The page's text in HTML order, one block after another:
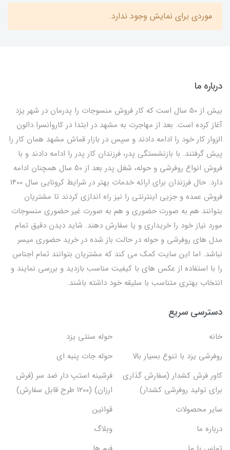
موردی برای نمایش وجود ندارد.
درباره ما
بیش از 50 سال است که کار فروش منسوجات را پدرمان در شهر یزد
آغاز کرده است. بعد از مهاجرت به مشهد در ابتدا در کاروانسرا دالون
الزوار کار خود را ادامه دادند و سپس در بازار قماش مشهد همان کار را
پیش گرفتند. با بازنشستگی پدر، فرزندان کار پدر را ادامه دادند و با
فروش انواع روفرشی و حوله، شغل پدر بعد از 50 سال همچنان ادامه
دارد. حال فرزندان برای ارائه خدمات بهتر در شرایط کرونایی سال 1400
فروش عمده و جزیی اینترنتی را نیز راه اندازی کردند تا مشتریان
بتوانند هم به صورت حضوری و هم به صورت غیر حضوری منسوجات
مورد نیاز خود را خریداری و یا سفارش دهند. شاید دیدن دقیق تمام
مدل های روفرشی و حوله در حالت باز شده در خرید حضوری میسر
نباشد. اما این سایت کمک می کند که مشتریان بتوانند تمام اجناس
را با استفاده از عکس های با کیفیت مناسب بازدید و بررسی نمایند و
انتخاب بهتری متناسب با سلیقه خود داشته باشند.
دسترسی سریع
خانه
حوله سنتی یزد
روفرشی یزد با تنوع بسیار بالا
حوله جات پنبه ای
کاور فرش کشدار (سفارش گذاری
برای تولید روفرشی کشدار)
فرشینه استپ دار ضد سر (فرش
ارزان) (۱۲۰۰ طرح قابل سفارش)
سایر محصولات
قوانین
درباره ما
وبلاگ